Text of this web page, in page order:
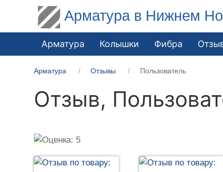
Арматура в Нижнем
Арматура Колышки Фибра
Арматура Отзывы Пользователь
Отзыв,